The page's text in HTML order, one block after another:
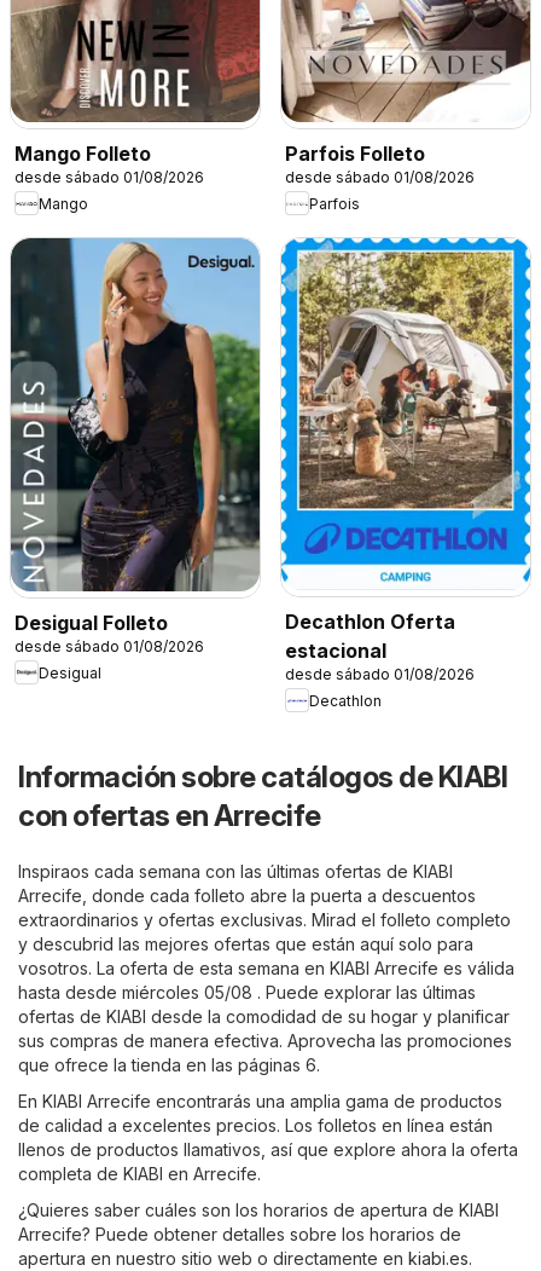
Mango Folleto
desde sábado 01/08/2026
Mango
Parfois Folleto
desde sábado 01/08/2026
Parfois
Desigual Folleto
desde sábado 01/08/2026
Desigual
Decathlon Oferta
estacional
desde sábado 01/08/2026
Decathlon
Información sobre catálogos de KIABI
con ofertas en Arrecife
Inspiraos cada semana con las últimas ofertas de KIABI
Arrecife, donde cada folleto abre la puerta a descuentos
extraordinarios y ofertas exclusivas. Mirad el folleto completo
y descubrid las mejores ofertas que están aquí solo para
vosotros. La oferta de esta semana en KIABI Arrecife es válida
hasta desde miércoles 05/08 . Puede explorar las últimas
ofertas de KIABI desde la comodidad de su hogar y planificar
sus compras de manera efectiva. Aprovecha las promociones
que ofrece la tienda en las páginas 6.
En KIABI Arrecife encontrarás una amplia gama de productos
de calidad a excelentes precios. Los folletos en línea están
llenos de productos llamativos, así que explore ahora la oferta
completa de KIABI en Arrecife.
¿Quieres saber cuáles son los horarios de apertura de KIABI
Arrecife? Puede obtener detalles sobre los horarios de
apertura en nuestro sitio web o directamente en kiabi.es.